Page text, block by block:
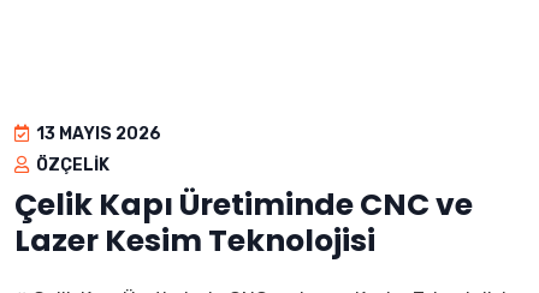
13 MAYIS 2026
ÖZÇELIK
Çelik Kapı Üretiminde CNC ve
Lazer Kesim Teknolojisi